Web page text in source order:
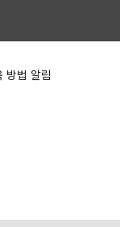
방법 알림